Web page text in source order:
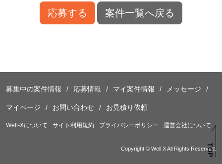
応募する 案件一覧へ戻る
TOP
募集中の案件情報 応募情報 マイ案件情報 メッセージ
マイページ お問い合わせ お見積り依頼
Well-Xについて サイト利用規約 プライバシーポリシー 運営会社について
Copyright © Well X All Rights Reserved.